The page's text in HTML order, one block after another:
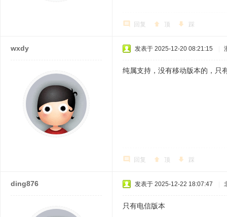
回复 顶 踩
wxdy 发表于 2025-12-20 08:21:15
纯属支持，没有移动版本的，只
回复 顶 踩
ding876 发表于 2025-12-22 18:07:47
只有电信版本